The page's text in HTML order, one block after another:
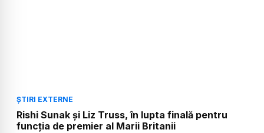
ȘTIRI EXTERNE
Rishi Sunak şi Liz Truss, în lupta finală pentru
funcţia de premier al Marii Britanii